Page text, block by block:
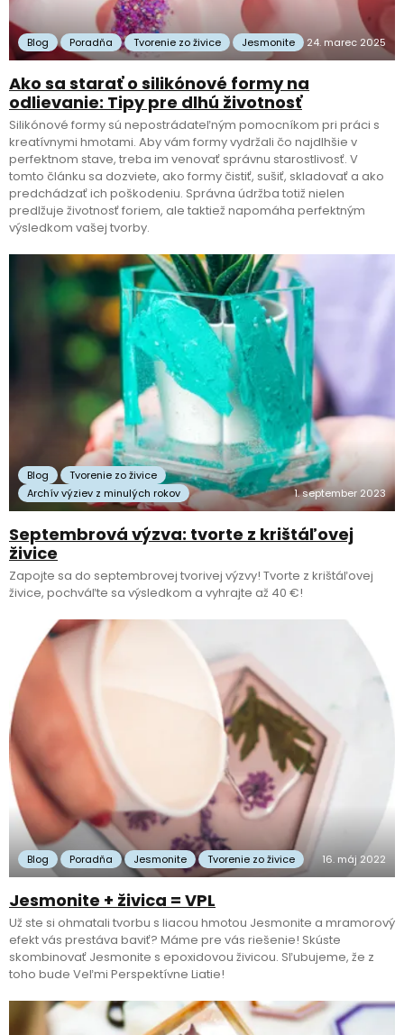
Blog Poradňa Tvorenie zo živice Jesmonite 24. marec 2025
Ako sa starať o silikónové formy na
odlievanie: Tipy pre dlhú životnosť
Silikónové formy sú nepostrádateľným pomocníkom pri práci s
kreatívnymi hmotami. Aby vám formy vydržali čo najdlhšie v
perfektnom stave, treba im venovať správnu starostlivosť. V
tomto článku sa dozviete, ako formy čistiť, sušiť, skladovať a ako
predchádzať ich poškodeniu. Správna údržba totiž nielen
predlžuje životnosť foriem, ale taktiež napomáha perfektným
výsledkom vašej tvorby.
Blog
Tvorenie zo živice
Archív výziev z minulých rokov
1. september 2023
Septembrová výzva: tvorte z krištáľovej
živice
Zapojte sa do septembrovej tvorivej výzvy! Tvorte z krištáľovej
živice, pochváľte sa výsledkom a vyhrajte až 40 €!
Blog Poradňa Jesmonite Tvorenie zo živice 16. máj 2022
Jesmonite + živica = VPL
Už ste si ohmatali tvorbu s liacou hmotou Jesmonite a mramorový
efekt vás prestáva baviť? Máme pre vás riešenie! Skúste
skombinovať Jesmonite s epoxidovou živicou. Sľubujeme, že z
toho bude Veľmi Perspektívne Liatie!